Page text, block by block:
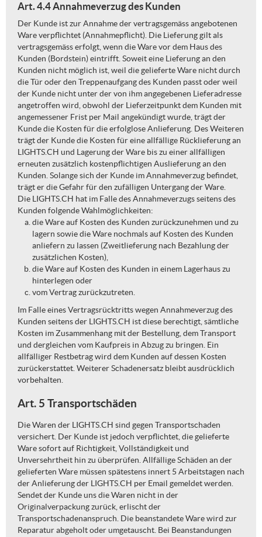
Art. 4.4 Annahmeverzug des Kunden
Der Kunde ist zur Annahme der vertragsgemäss angebotenen
Ware verpflichtet (Annahmepflicht). Die Lieferung gilt als
vertragsgemäss erfolgt, wenn die Ware vor dem Haus des
Kunden (Bordstein) eintrifft. Soweit eine Lieferung an den
Kunden nicht möglich ist, weil die gelieferte Ware nicht durch
die Tür oder den Treppenaufgang des Kunden passt oder weil
der Kunde nicht unter der von ihm angegebenen Lieferadresse
angetroffen wird, obwohl der Lieferzeitpunkt dem Kunden mit
angemessener Frist per Mail angekündigt wurde, trägt der
Kunde die Kosten für die erfolglose Anlieferung. Des Weiteren
trägt der Kunde die Kosten für eine allfällige Rücklieferung an
LIGHTS.CH und Lagerung der Ware bis zu einer allfälligen
erneuten zusätzlich kostenpflichtigen Auslieferung an den
Kunden. Solange sich der Kunde im Annahmeverzug befindet,
trägt er die Gefahr für den zufälligen Untergang der Ware.
Die LIGHTS.CH hat im Falle des Annahmeverzugs seitens des
Kunden folgende Wahlmöglichkeiten:
die Ware auf Kosten des Kunden zurückzunehmen und zu
lagern sowie die Ware nochmals auf Kosten des Kunden
anliefern zu lassen (Zweitlieferung nach Bezahlung der
zusätzlichen Kosten),
die Ware auf Kosten des Kunden in einem Lagerhaus zu
hinterlegen oder
vom Vertrag zurückzutreten.
Im Falle eines Vertragsrücktritts wegen Annahmeverzug des
Kunden seitens der LIGHTS.CH ist diese berechtigt, sämtliche
Kosten im Zusammenhang mit der Bestellung, dem Transport
und dergleichen vom Kaufpreis in Abzug zu bringen. Ein
allfälliger Restbetrag wird dem Kunden auf dessen Kosten
zurückerstattet. Weiterer Schadenersatz bleibt ausdrücklich
vorbehalten.
Art. 5 Transportschäden
Die Waren der LIGHTS.CH sind gegen Transportschaden
versichert. Der Kunde ist jedoch verpflichtet, die gelieferte
Ware sofort auf Richtigkeit, Vollständigkeit und
Unversehrtheit hin zu überprüfen. Allfällige Schäden an der
gelieferten Ware müssen spätestens innert 5 Arbeitstagen nach
der Anlieferung der LIGHTS.CH per Email gemeldet werden.
Sendet der Kunde uns die Waren nicht in der
Originalverpackung zurück, erlischt der
Transportschadenanspruch. Die beanstandete Ware wird zur
Reparatur abgeholt oder umgetauscht. Bei Beanstandungen